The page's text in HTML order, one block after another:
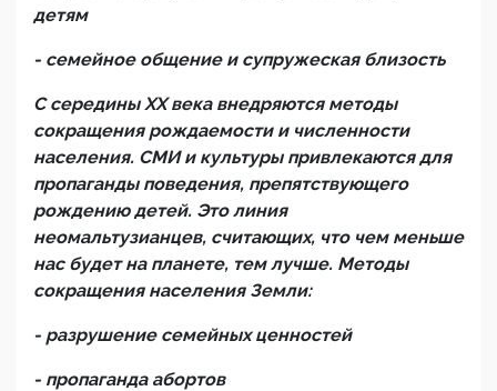
детям
- семейное общение и супружеская близость
С серединыXXвека внедряются методы
сокращения рождаемости и численности
населения. СМИ и культуры привлекаются для
пропаганды поведения, препятствующего
рождению детей. Это линия
неомальтузианцев, считающих, что чем меньше
нас будет на планете, тем лучше. Методы
сокращения населения Земли:
- разрушение семейных ценностей
- пропаганда абортов